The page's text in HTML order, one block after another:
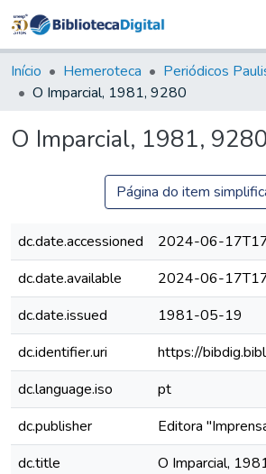
&
Coleções
Tudo na
Digital
Início Hemeroteca Periódicos
O Imparcial, 1981, 9280
O Imparcial, 1981, 9280
Página do item
dc.date.accessioned
2024-06-
dc.date.available
2024-06-
dc.date.issued
1981-05-19
dc.identifier.uri
https://
dc.language.iso
pt
dc.publisher
Editora
dc.title
O Imparcial,